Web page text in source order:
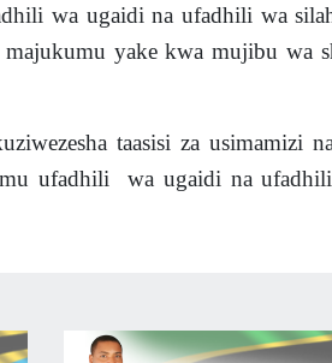
wa ugaidi na ufadhili wa
yake kwa mujibu wa
taasisi za usimamizi
ufadhili wa ugaidi na